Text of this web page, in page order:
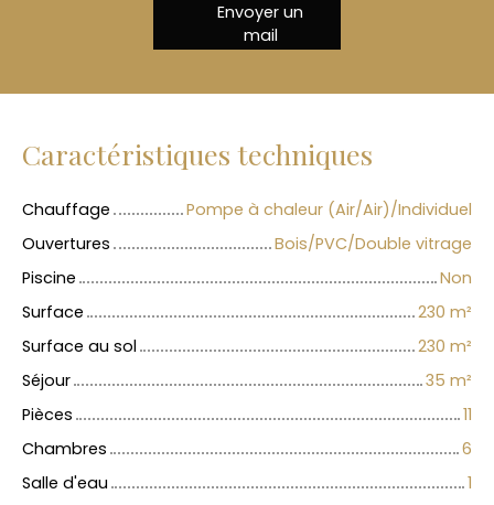
Envoyer un
mail
Caractéristiques techniques
Chauffage
Pompe à chaleur (Air/Air)/Individuel
Ouvertures
Bois/PVC/Double vitrage
Piscine
Non
Surface
230 m²
Surface au sol
230 m²
Séjour
35 m²
Pièces
11
Chambres
6
Salle d'eau
1